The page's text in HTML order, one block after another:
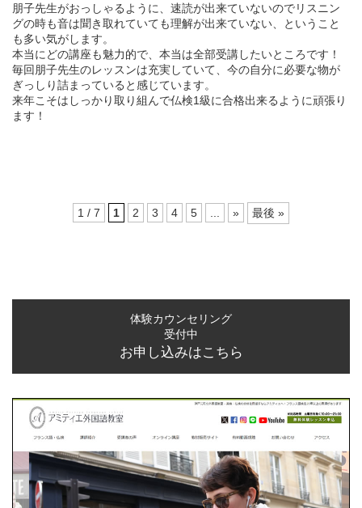
朋子先生がおっしゃるように、速読が出来ていないのでリスニン
グの時も音は聞き取れていても理解が出来ていない、ということ
も多い気がします。
本当にどの講座も魅力的で、本当は全部受講したいところです！
毎回朋子先生のレッスンは充実していて、今の自分に必要な物が
ぎっしり詰まっていると感じています。
来年こそはしっかり取り組んで仏検1級に合格出来るように頑張り
ます！
1 / 7 1 2 3 4 5 » 最後 »
体験カウンセリング
受付中
お申し込みはこちら